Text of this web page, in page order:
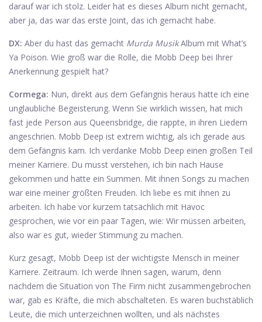
darauf war ich stolz. Leider hat es dieses Album nicht gemacht,
aber ja, das war das erste Joint, das ich gemacht habe.
DX: Aber du hast das gemacht Murda MusikAlbum mit What’s
Ya Poison. Wie groß war die Rolle, die Mobb Deep bei Ihrer
Anerkennung gespielt hat?
Cormega: Nun, direkt aus dem Gefängnis heraus hatte ich eine
unglaubliche Begeisterung. Wenn Sie wirklich wissen, hat mich
fast jede Person aus Queensbridge, die rappte, in ihren Liedern
angeschrien. Mobb Deep ist extrem wichtig, als ich gerade aus
dem Gefängnis kam. Ich verdanke Mobb Deep einen großen Teil
meiner Karriere. Du musst verstehen, ich bin nach Hause
gekommen und hatte ein Summen. Mit ihnen Songs zu machen
war eine meiner größten Freuden. Ich liebe es mit ihnen zu
arbeiten. Ich habe vor kurzem tatsächlich mit Havoc
gesprochen, wie vor ein paar Tagen, wie: Wir müssen arbeiten,
also war es gut, wieder Stimmung zu machen.
Kurz gesagt, Mobb Deep ist der wichtigste Mensch in meiner
Karriere. Zeitraum. Ich werde Ihnen sagen, warum, denn
nachdem die Situation von The Firm nicht zusammengebrochen
war, gab es Kräfte, die mich abschalteten. Es waren buchstäblich
Leute, die mich unterzeichnen wollten, und als nächstes